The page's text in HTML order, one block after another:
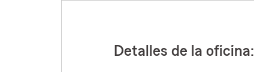
Detalles de la oficina: